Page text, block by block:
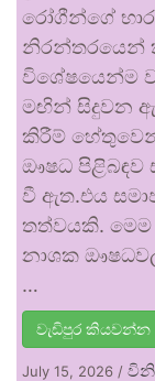
රෝගීන්ගේ
නිරන්තරයෙන්
විශේෂයෙන්ම
මඟින් සිදුවන
කිරීම්
ඖෂධ පිළිබඳව
වී ඇත.එය
තත්වයකි. මෙම
නාශක ඖෂධවල
…
වැඩිපුර කියවන්න
July 15, 2026 /